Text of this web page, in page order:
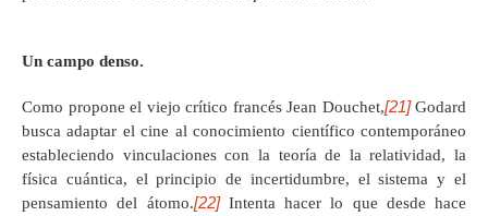
Un campo denso.
Como propone el viejo crítico francés Jean Douchet,[21]Godard
busca adaptar el cine al conocimiento científico contemporáneo
estableciendo vinculaciones con la teoría de la relatividad, la
física cuántica, el principio de incertidumbre, el sistema y el
pensamiento del átomo.[22]Intenta hacer lo que desde hace